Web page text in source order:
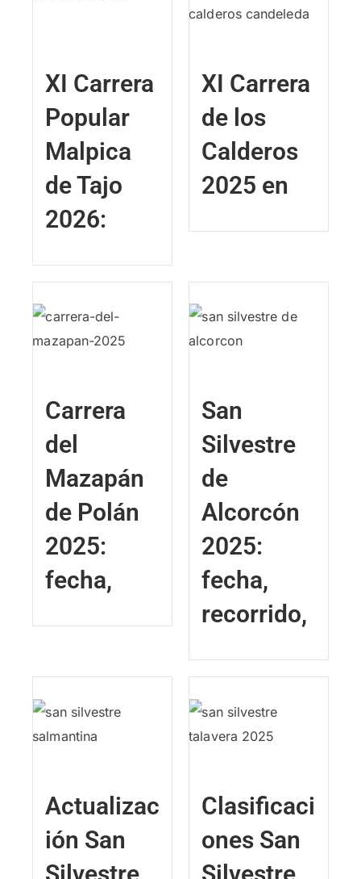
XI Carrera
Popular
Malpica
de Tajo
2026:
XI Carrera
de los
Calderos
2025 en
Carrera
del
Mazapán
de Polán
2025:
fecha,
San
Silvestre
de
Alcorcón
2025:
fecha,
recorrido,
Actualizac
ión San
Clasificaci
ones San